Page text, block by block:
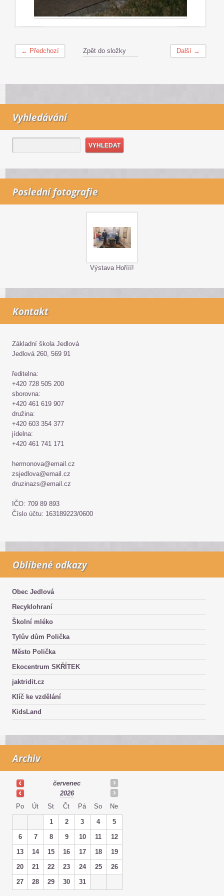
← Předchozí Další →
Zpět do složky
Vyhledávání
Poslední fotografie
Výstava Hořííí!
Kontakt
Základní škola Jedlová
Jedlová 260, 569 91
ředitelna:
+420 728 505 200
sborovna:
+420 461 619 907
družina:
+420 603 354 377
jídelna:
+420 461 741 171
hermonova@email.cz
zsjedlova@email.cz
druzinazs@email.cz
IČO: 709 89 893
Číslo účtu: 163189223/0600
Oblíbené odkazy
Obec Jedlová
Recyklohraní
Školní mléko
Tylův dům Polička
Město Polička
Ekocentrum SKŘÍTEK
jaktridit.cz
Klíč ke vzdělání
KidsLand
Archiv
červenec
2026
Po
Út St Čt Pá So Ne
1 2 3 4
5
6
7 8 9 10 11
12
13
14 15 16 17 18
19
20
21 22 23 24 25
26
27
28 29 30 31